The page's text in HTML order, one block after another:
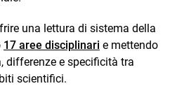
una lettura di sistema della
17 aree disciplinari e mettendo
differenze e specificità tra
scientifici.